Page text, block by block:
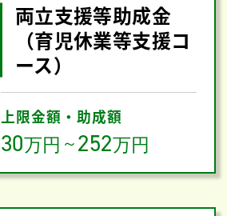
両立支援等助成金
（育児休業等支援コ
ース）
上限金額・助成額
30万円 ～252万円